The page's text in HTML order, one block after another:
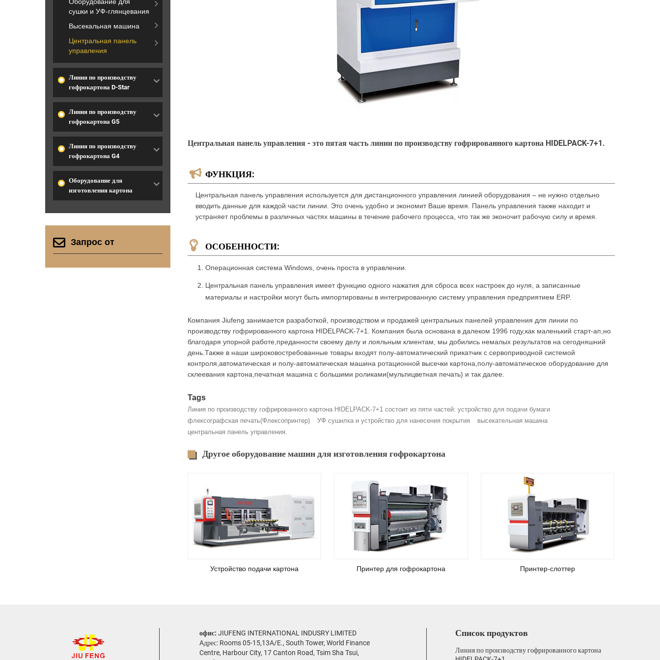
Центральная панель управления - это пятая часть линии по производству гофрированного картона HIDELPACK-7+1.
ФУНКЦИЯ:
Центральная панель управления используется для дистанционного управления линией оборудования – не нужно отдельно
вводить данные для каждой части линии. Это очень удобно и экономит Ваше время. Панель управления также находит и
устраняет проблемы в различных частях машины в течение рабочего процесса, что так же эконочит рабочую силу и время.
ОСОБЕННОСТИ:
Операционная система Windows, очень проста в управлении.
Центральная панель управления имеет функцию одного нажатия для сброса всех настроек до нуля, а записанные
материалы и настройки могут быть импортированы в интегрированную систему управления предприятием ERP.
Компания Jiufeng занимается разработкой, производством и продажей центральных панелей управления для линии по
производству гофрированного картона HIDELPACK-7+1. Компания была основана в далеком 1996 году,как маленький старт-ап,но
благодаря упорной работе,преданности своему делу и лояльным клиентам, мы добились немалых результатов на сегодняшний
день.Также в наши широковостребованные товары входят полу-автоматический прикатчик с сервоприводной системой
контроля,автоматическая и полу-автоматическая машина ротационной высечки картона,полу-автоматическое оборудование для
склеевания картона,печатная машина с большими роликами(мультицветная печать) и так далее.
Tags
Линия по производству гофрированного картона HIDELPACK-7+1 состоит из пяти частей: устройство для подачи бумаги
флексографская печать(Флексопринтер)
УФ сушилка и устройство для нанесения покрытия
высекательная машина
центральная панель управления.
Другое оборудование машин для изготовления гофрокартона
Устройство подачи картона Принтер для гофрокартона Принтер-слоттер
сушки и УФ-глянцевания
Высекальная машина
Центральная панель
управления
Линия по производству
гофрокартона D-Star
Линия по производству
гофрокартона G5
Линия по производству
гофрокартона G4
Оборудование для
изготовления картона
Запрос от
офис: JIUFENG INTERNATIONAL INDUSRY LIMITED
Aдрес: Rooms 05-15,13A/E., South Tower, World Finance
Centre, Harbour City, 17 Canton Road, Tsim Sha Tsui,
Список продуктов
Линия по производству гофрированного картона